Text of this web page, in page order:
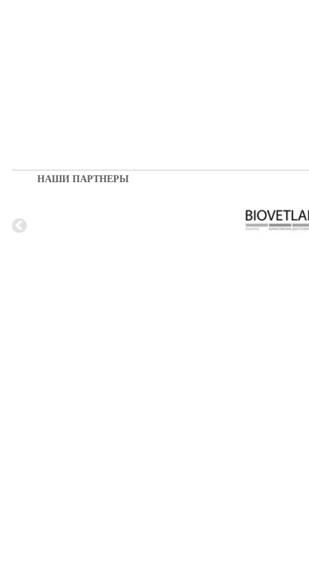
НАШИ ПАРТНЕРЫ